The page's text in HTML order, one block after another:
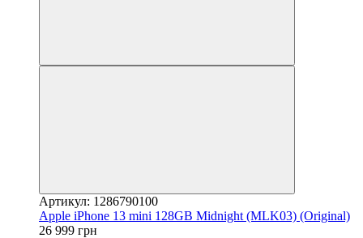
Артикул: 1286790100
Apple iPhone 13 mini 128GB Midnight (MLK03) (Original)
26 999 грн